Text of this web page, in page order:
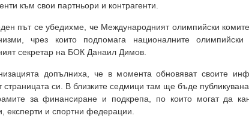
към свои партньори и контрагенти.
път се убедихме, че Международният олимпийски
чрез които подпомага националните олимпийски
секретар на БОК Данаил Димов.
допълниха, че в момента обновяват своите
страницата си. В близките седмици там ще бъде
за финансиране и подкрепа, по които могат да
експерти и спортни федерации.